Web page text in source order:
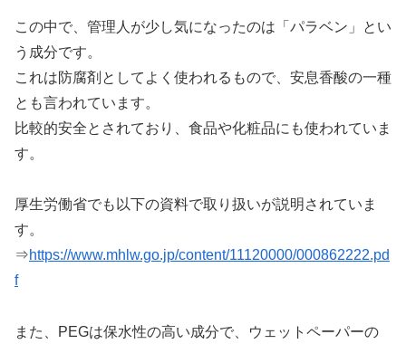
この中で、管理人が少し気になったのは「パラベン」とい
う成分です。
これは防腐剤としてよく使われるもので、安息香酸の一種
とも言われています。
比較的安全とされており、食品や化粧品にも使われていま
す。
厚生労働省でも以下の資料で取り扱いが説明されていま
す。
⇒https://www.mhlw.go.jp/content/11120000/000862222.pd
f
また、PEGは保水性の高い成分で、ウェットペーパーの